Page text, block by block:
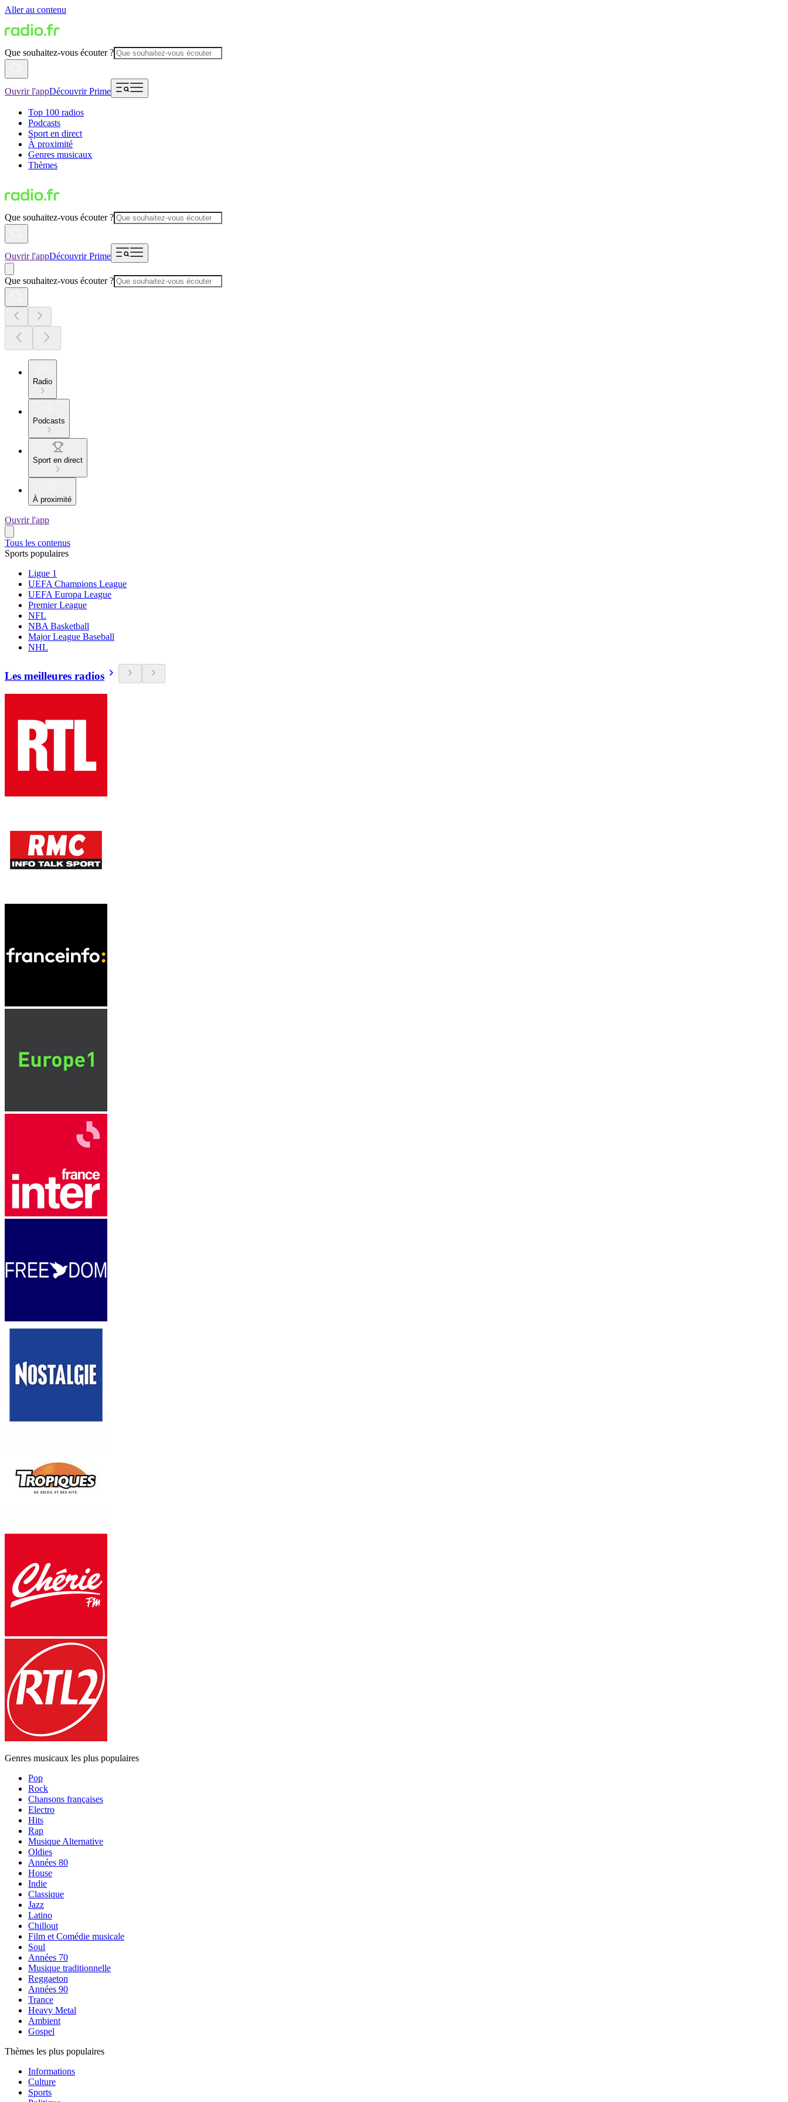
Aller au contenu
Que souhaitez-vous écouter ?
Ouvrir l'appDécouvrir Prime
Top 100 radios
Podcasts
Sport en direct
À proximité
Genres musicaux
Thèmes
Que souhaitez-vous écouter ?
Ouvrir l'appDécouvrir Prime
Que souhaitez-vous écouter ?
Radio
Podcasts
Sport en direct
À proximité
Ouvrir l'app
Tous les contenus
Sports populaires
Ligue 1
UEFA Champions League
UEFA Europa League
Premier League
NFL
NBA Basketball
Major League Baseball
NHL
Les meilleures radios
Genres musicaux les plus populaires
Pop
Rock
Chansons françaises
Electro
Hits
Rap
Musique Alternative
Oldies
Années 80
House
Indie
Classique
Jazz
Latino
Chillout
Film et Comédie musicale
Soul
Années 70
Musique traditionnelle
Reggaeton
Années 90
Trance
Heavy Metal
Ambient
Gospel
Thèmes les plus populaires
Informations
Culture
Sports